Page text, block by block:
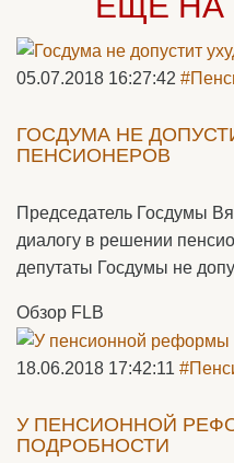
05.07.2018 16:27:42
ГОСДУМА НЕ
ПЕНСИОНЕРОВ
Председатель Госдумы
диалогу в решении
депутаты Госдумы не
Обзор FLB
18.06.2018 17:42:11
У ПЕНСИОННОЙ
ПОДРОБНОСТИ